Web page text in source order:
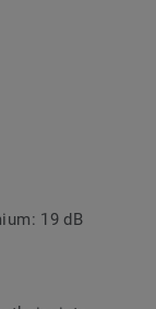
19 dB